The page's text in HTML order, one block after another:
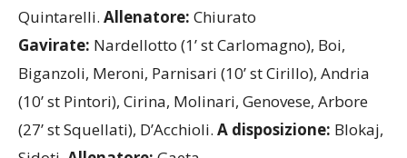
Quintarelli. Allenatore: Chiurato
Gavirate: Nardellotto (1’ st Carlomagno), Boi,
Biganzoli, Meroni, Parnisari (10’ st Cirillo), Andria
(10’ st Pintori), Cirina, Molinari, Genovese, Arbore
(27’ st Squellati), D’Acchioli. A disposizione: BIokaj,